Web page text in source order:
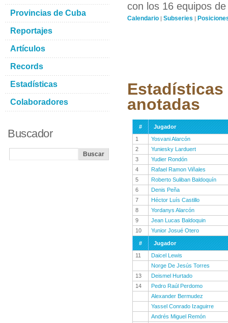
con los 16 equipos
Calendario | Subseries |
Estadísticas
anotadas
#
Jugador
1
Yosvani Alarcón
2
Yuniesky Larduert
3
Yudier Rondón
4
Rafael Ramon Viñales
5
Roberto Suliban Baldoquín
6
Denis Peña
7
Héctor Luís Castillo
8
Yordanys Alarcón
9
Jean Lucas Baldoquin
10
Yunior Josué Otero
#
Jugador
11
Daicel Lewis
Norge De Jesús Torres
13
Deismel Hurtado
14
Pedro Raúl Perdomo
Alexander Bermudez
Yassel Conrado Izaguirre
Andrés Miguel Remón
Provincias de Cuba
Reportajes
Artículos
Records
Estadísticas
Colaboradores
Buscador